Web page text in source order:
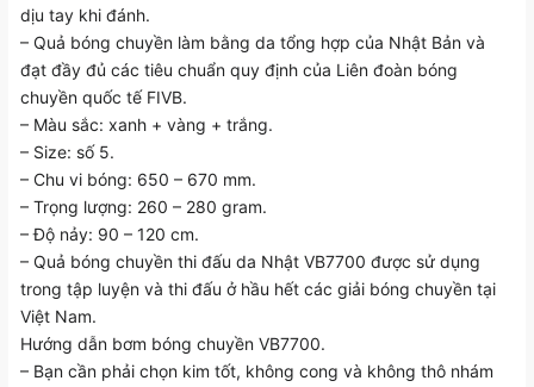
dịu tay khi đánh.
– Quả bóng chuyền làm bằng da tổng hợp của Nhật Bản và
đạt đầy đủ các tiêu chuẩn quy định của Liên đoàn bóng
chuyền quốc tế FIVB.
– Màu sắc: xanh + vàng + trắng.
– Size: số 5.
– Chu vi bóng: 650 – 670 mm.
– Trọng lượng: 260 – 280 gram.
– Độ nảy: 90 – 120 cm.
– Quả bóng chuyền thi đấu da Nhật VB7700 được sử dụng
trong tập luyện và thi đấu ở hầu hết các giải bóng chuyền tại
Việt Nam.
Hướng dẫn bơm bóng chuyền VB7700.
– Bạn cần phải chọn kim tốt, không cong và không thô nhám